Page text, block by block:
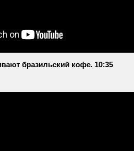
бразильский кофе. 10:35